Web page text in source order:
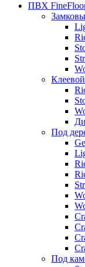
ПВХ
Под
Под